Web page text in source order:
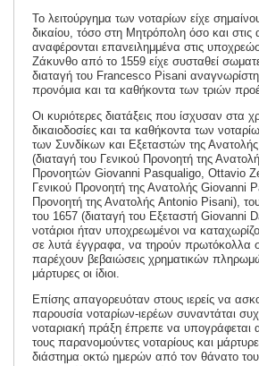
Το λειτούργημα των νοταρίων είχε
δικαίου, τόσο στη Μητρόπολη όσο και στις
αναφέρονται επανειλημμένα στις
Ζάκυνθο από το 1559 είχε συσταθεί
διαταγή του Francesco Pisani
προνόμια και τα καθήκοντα των τριών
Οι κυριότερες διατάξεις που ίσχυσαν στα
δικαιοδοσίες και τα καθήκοντα των
των Συνδίκων και Εξεταστών της
(διαταγή του Γενικού Προνοητή της
Προνοητών Giovanni Pasqualigo, Ottavio
Γενικού Προνοητή της Ανατολής Giovanni
Προνοητή της Ανατολής Antonio Pisani),
του 1657 (διαταγή του Εξεταστή Giovanni
νοτάριοι ήταν υποχρεωμένοι να
σε λυτά έγγραφα, να τηρούν πρωτόκολλα
παρέχουν βεβαιώσεις χρηματικών
μάρτυρες οι ίδιοι.
Επίσης απαγορευόταν στους ιερείς να
παρουσία νοταρίων-ιερέων συναντάται
νοταριακή πράξη έπρεπε να υπογράφεται
τους παρανομούντες νοταρίους και
διάστημα οκτώ ημερών από τον θάνατο